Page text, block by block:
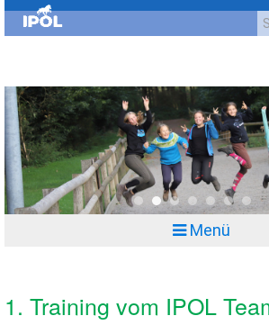
1 2 3 4 5 6
Menü
1. Training vom IPOL